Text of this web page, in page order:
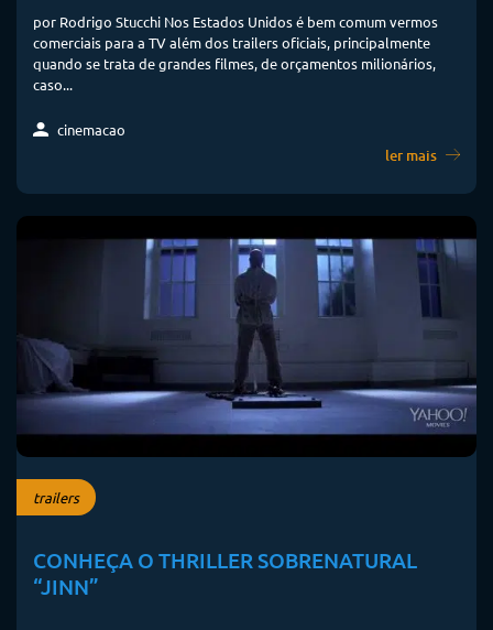
por Rodrigo Stucchi Nos Estados Unidos é bem comum vermos
comerciais para a TV além dos trailers oficiais, principalmente
quando se trata de grandes filmes, de orçamentos milionários,
caso...
cinemacao
ler mais
trailers
CONHEÇA O THRILLER SOBRENATURAL
“JINN”